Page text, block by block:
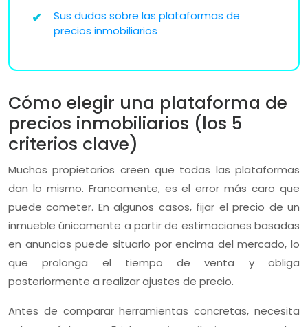
Sus dudas sobre las plataformas de
precios inmobiliarios
Cómo elegir una plataforma de
precios inmobiliarios (los 5
criterios clave)
Muchos propietarios creen que todas las plataformas
dan lo mismo. Francamente, es el error más caro que
puede cometer. En algunos casos, fijar el precio de un
inmueble únicamente a partir de estimaciones basadas
en anuncios puede situarlo por encima del mercado, lo
que prolonga el tiempo de venta y obliga
posteriormente a realizar ajustes de precio.
Antes de comparar herramientas concretas, necesita